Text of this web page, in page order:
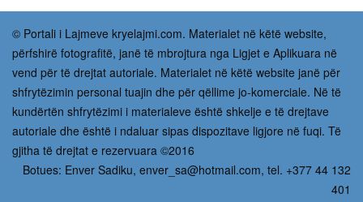
© Portali i Lajmeve kryelajmi.com. Materialet në këtë website,
përfshirë fotografitë, janë të mbrojtura nga Ligjet e Aplikuara në
vend për të drejtat autoriale. Materialet në këtë website janë për
shfrytëzimin personal tuajin dhe për qëllime jo-komerciale. Në të
kundërtën shfrytëzimi i materialeve është shkelje e të drejtave
autoriale dhe është i ndaluar sipas dispozitave ligjore në fuqi. Të
gjitha të drejtat e rezervuara ©2016
Botues: Enver Sadiku, enver_sa@hotmail.com, tel. +377 44 132
401